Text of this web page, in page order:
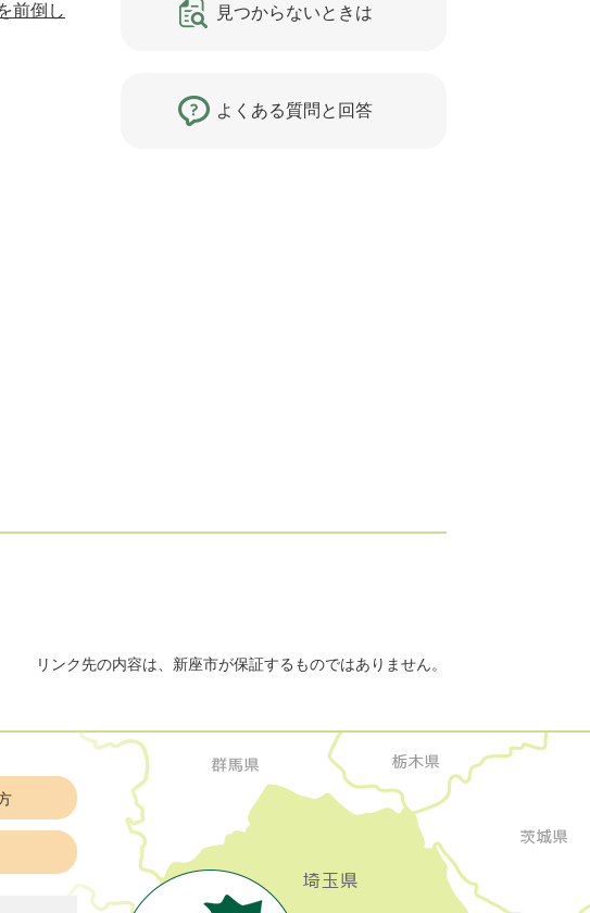
前倒し
見つからないときは
よくある質問と回答
リンク先の内容は、新座市が保証するものではありません。